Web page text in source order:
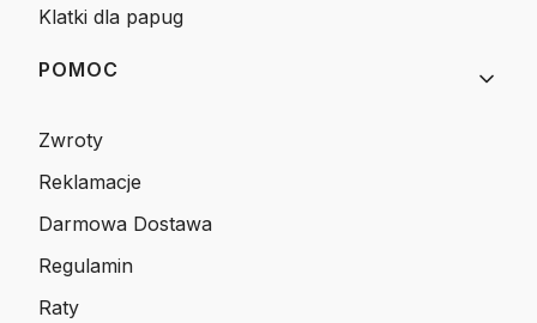
Klatki dla papug
POMOC
Zwroty
Reklamacje
Darmowa Dostawa
Regulamin
Raty